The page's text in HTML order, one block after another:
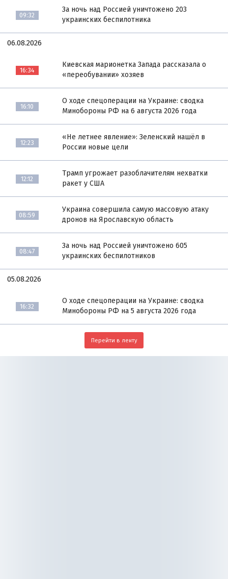
09:32
За ночь над Россией уничтожено 203
украинских беспилотника
06.08.2026
16:34
Киевская марионетка Запада рассказала о
«переобувании» хозяев
16:10
О ходе спецоперации на Украине: сводка
Минобороны РФ на 6 августа 2026 года
12:23
«Не летнее явление»: Зеленский нашёл в
России новые цели
12:12
Трамп угрожает разоблачителям нехватки
ракет у США
08:59
Украина совершила самую массовую атаку
дронов на Ярославскую область
08:47
За ночь над Россией уничтожено 605
украинских беспилотников
05.08.2026
16:32
О ходе спецоперации на Украине: сводка
Минобороны РФ на 5 августа 2026 года
Перейти в ленту